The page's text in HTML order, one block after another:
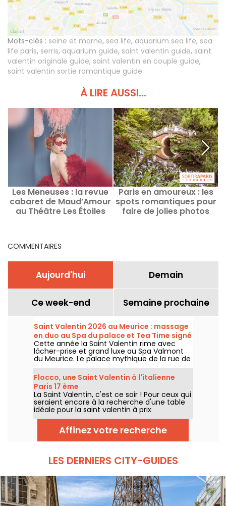
Mots-clés : seine et marne, sea life, aquarium sea life, sea
life paris, serris, aquarium guide, saint valentin guide, saint
valentin originale guide, saint valentin en couple guide,
saint valentin sortie romantique guide
À LIRE AUSSI...
Les Meneuses : la revue
cabaret de Maud’Amour
au Théâtre Les Étoiles
Paris en amoureux : les
spots romantiques pour
faire de jolies photos
COMMENTAIRES
Aujourd'hui Demain
Ce week-end Semaine prochaine
Saint Valentin 2026 au Meurice : massage
en duo au Spa du palace et Tea Time signé
Cédric Grolet
Cette année la Saint Valentin rime avec
lâcher-prise et grand luxe au Spa Valmont
du Meurice. Le palace mythique de la rue de
Rivoli vous convie à une parenthèse à deux
entre soins d'exception et Tea Time signé
Cédric Grolet.
Flocco, une Saint Valentin à l'italienne
Paris 17 ème
La Saint Valentin, c'est ce soir ! Pour ceux qui
seraient encore à la recherche d'une table
idéale pour la saint valentin à prix
raisonnable, le FLOCCO est un bon
restaurant Italien à la décoration élégante à
deux pas de la place Pereire dans le Paris
17ème, et pour la saint valentin, vous pouvez
Affinez votre recherche
LES DERNIERS CITY-GUIDES